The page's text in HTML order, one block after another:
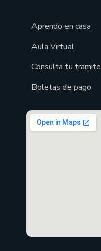
Aprendo en casa
Aula Virtual
Consulta tu tramite
Boletas de pago